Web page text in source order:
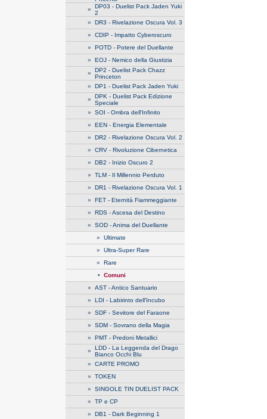
» DP03 - Duelist Pack Jaden Yuki
2
» DR3 - Rivelazione Oscura Vol. 3
» CDIP - Impatto Cyberoscuro
» POTD - Potere del Duellante
» EOJ - Nemico della Giustizia
» DP2 - Duelist Pack Chazz
Princeton
» DP1 - Duelist Pack Jaden Yuki
» DPK - Duelist Pack Edizione
Speciale
» SOI - Ombra dell'Infinito
» EEN - Energia Elementale
» DR2 - Rivelazione Oscura Vol. 2
» CRV - Rivoluzione Cibernetica
» DB2 - Inizio Oscuro 2
» TLM - Il Millennio Perduto
» DR1 - Rivelazione Oscura Vol. 1
» FET - Eternità Fiammeggiante
» RDS - Ascesa del Destino
» SOD - Anima del Duellante
» Ultimate
» Ultra-Super Rare
» Rare
• Comuni
» AST - Antico Santuario
» LDI - Labirinto dell'Incubo
» SDF - Sevitore del Faraone
» SDM - Sovrano della Magia
» PMT - Predoni Metallici
» LDD - La Leggenda del Drago
Bianco Occhi Blu
» CARTE PROMO
» TOKEN
» SINGOLE TIN DUELIST PACK
» TP e CP
» DB1 - Dark Beginning 1